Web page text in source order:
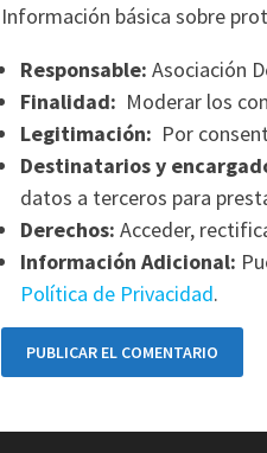
Información básica sobre
Responsable: Asociación
Finalidad: Moderar los
Legitimación: Por
Destinatarios y
datos a terceros para
Derechos: Acceder,
Información Adicional:
Política de Privacidad.